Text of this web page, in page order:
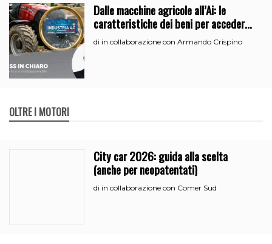
Dalle macchine agricole all’Ai: le
caratteristiche dei beni per accedere
all’iperammortamento
di in collaborazione con Armando Crispino
OLTRE I MOTORI
City car 2026: guida alla scelta
(anche per neopatentati)
di in collaborazione con Comer Sud